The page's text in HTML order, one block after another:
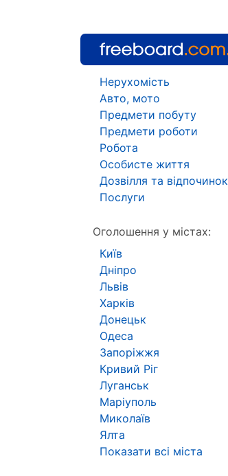
Нерухомість
Авто, мото
Предмети побуту
Предмети роботи
Робота
Особисте життя
Дозвілля та відпочинок
Послуги
Оголошення у містах:
Київ
Дніпро
Львів
Харків
Донецьк
Одеса
Запоріжжя
Кривий Ріг
Луганськ
Маріуполь
Миколаїв
Ялта
Показати всі міста